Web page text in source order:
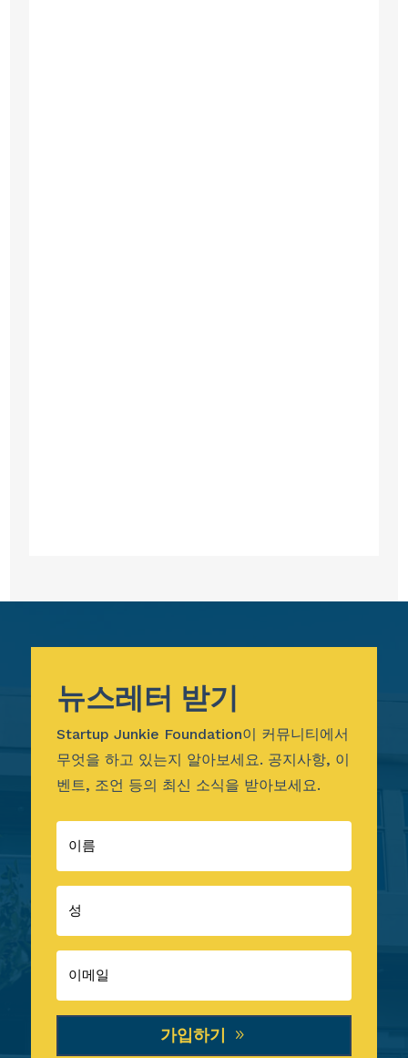
뉴스레터 받기
Startup Junkie Foundation이 커뮤니티에서
무엇을 하고 있는지 알아보세요. 공지사항, 이
벤트, 조언 등의 최신 소식을 받아보세요.
가입하기